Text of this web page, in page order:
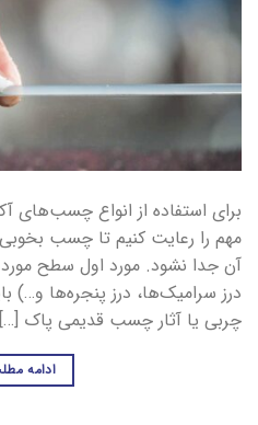
برای استفاده از انواع چسب‌های
مهم را رعایت کنیم تا چسب
آن جدا نشود. مورد اول سطح
درز سرامیک‌ها، درز پنجره‌ها و…)
چربی یا آثار چسب قدیمی پاک […]
ادامه